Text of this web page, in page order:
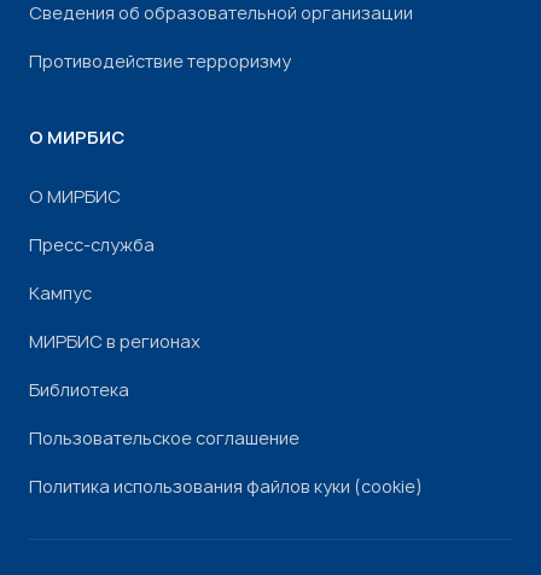
Сведения об образовательной организации
Противодействие терроризму
О МИРБИС
О МИРБИС
Пресс-служба
Кампус
МИРБИС в регионах
Библиотека
Пользовательское соглашение
Политика использования файлов куки (cookie)